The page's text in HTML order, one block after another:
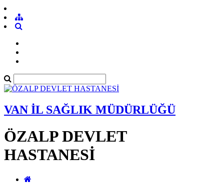
VAN İL SAĞLIK MÜDÜRLÜĞÜ
ÖZALP DEVLET
HASTANESİ